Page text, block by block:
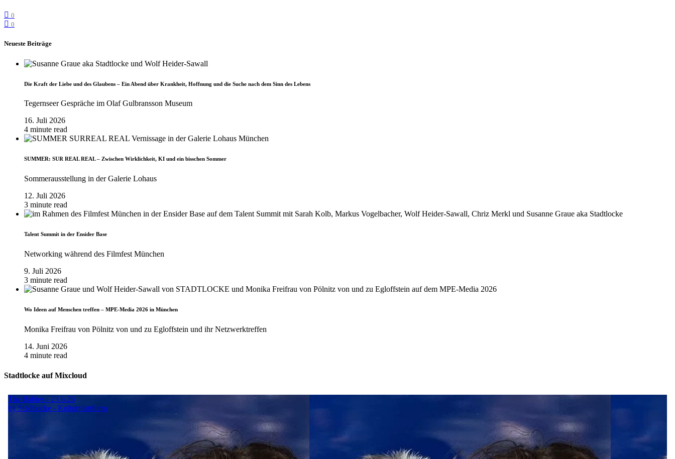
0
0
Neueste Beiträge
Die Kraft der Liebe und des Glaubens – Ein Abend über Krankheit, Hoffnung und die Suche nach dem Sinn des Lebens
Tegernseer Gespräche im Olaf Gulbransson Museum
16. Juli 2026
4 minute read
SUMMER: SUR REAL REAL – Zwischen Wirklichkeit, KI und ein bisschen Sommer
Sommerausstellung in der Galerie Lohaus
12. Juli 2026
3 minute read
Talent Summit in der Ensider Base
Networking während des Filmfest München
9. Juli 2026
3 minute read
Wo Ideen auf Menschen treffen – MPE-Media 2026 in München
Monika Freifrau von Pölnitz von und zu Egloffstein und ihr Netzwerktreffen
14. Juni 2026
4 minute read
Stadtlocke auf Mixcloud